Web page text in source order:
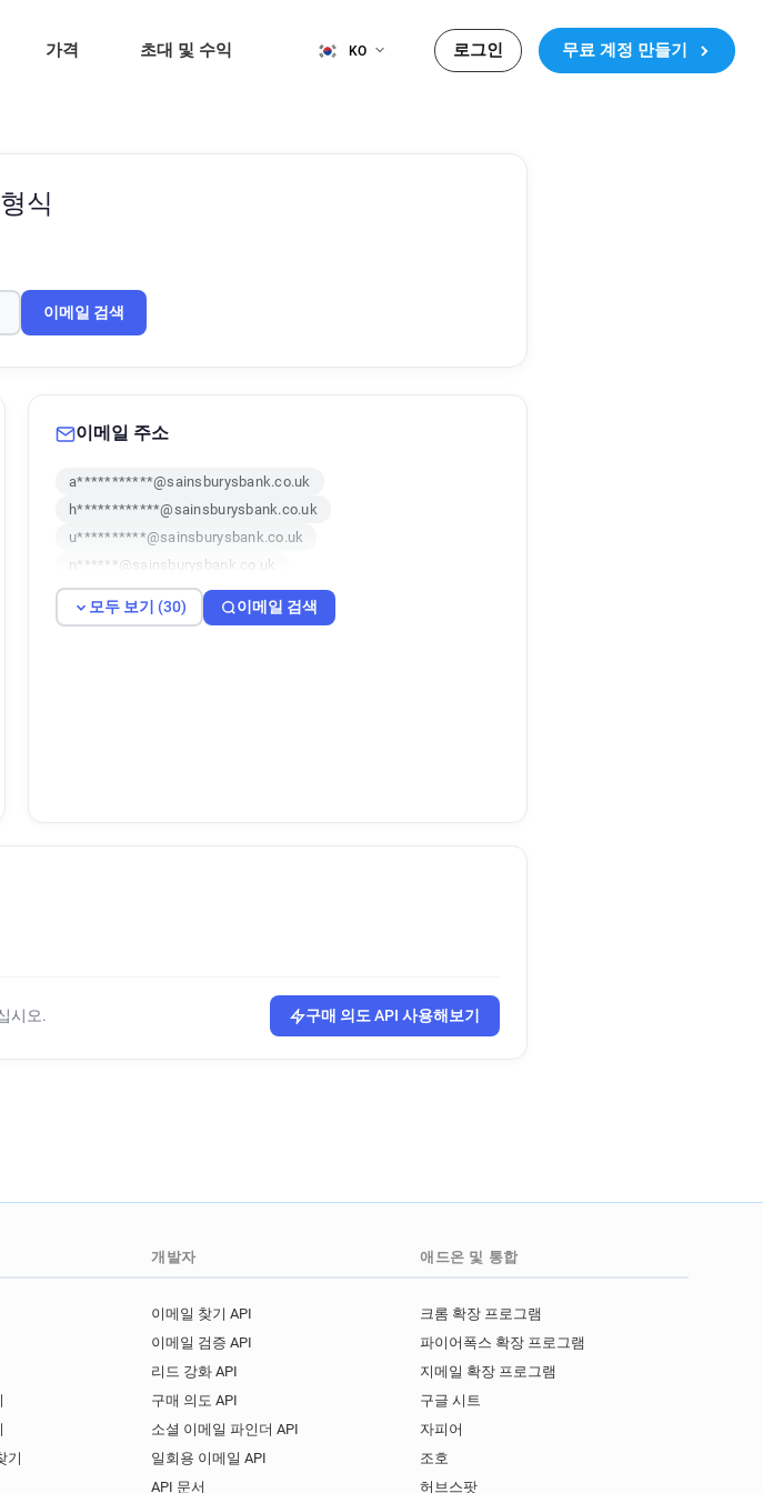
가격 초대 및 수익 KO 로그인 무료 계정 만들기
식
이메일 검색
이메일 주소
a***********@sainsburysbank.co.uk
h************@sainsburysbank.co.uk
u**********@sainsburysbank.co.uk
n******@sainsburysbank.co.uk
b********@sainsburysbank.co.uk
w********@sainsburysbank.co.uk
a*********@sainsburysbank.co.uk
k********@sainsburysbank.co.uk
l***********@sainsburysbank.co.uk
모두 보기 (30) 이메일 검색
시오. 구매 의도 API 사용해보기
기
개발자
이메일 찾기 API
이메일 검증 API
리드 강화 API
구매 의도 API
소셜 이메일 파인더 API
일회용 이메일 API
API 문서
애드온 및 통합
크롬 확장 프로그램
파이어폭스 확장 프로그램
지메일 확장 프로그램
구글 시트
자피어
조호
허브스팟